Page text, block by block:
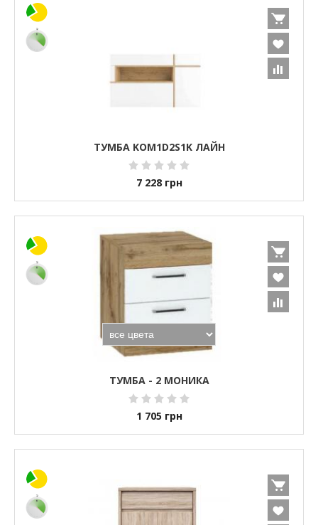
ТУМБА KOM1D2S1K ЛАЙН
7 228 грн
ТУМБА - 2 МОНИКА
1 705 грн